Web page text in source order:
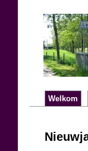
Welkom